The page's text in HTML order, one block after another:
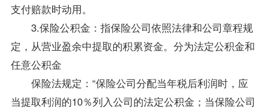
支付赔款时动用。
3.保险公积金：指保险公司依照法律和公司章程规
定，从营业盈余中提取的积累资金。分为法定公积金和
任意公积金
保险法规定：“保险公司分配当年税后利润时，应
当提取利润的10％列入公司的法定公积金；当保险公司